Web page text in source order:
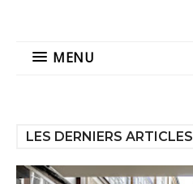
MENU
LES DERNIERS ARTICLES